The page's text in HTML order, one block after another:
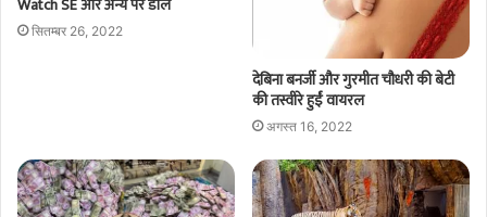
Watch SE और अन्य पर डील
सितम्बर 26, 2022
देबिना बनर्जी और गुरमीत चौधरी की बेटी
की तस्वीरे हुईं वायरल
अगस्त 16, 2022